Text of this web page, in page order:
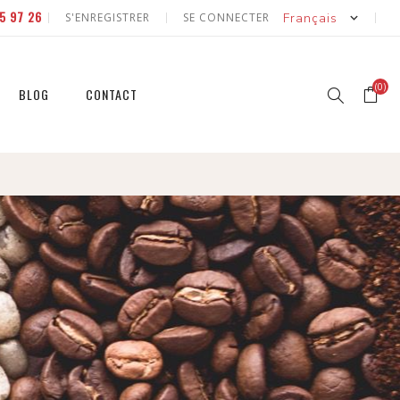
97 26 S'ENREGISTRER SE CONNECTER
BLOG CONTACT (0)